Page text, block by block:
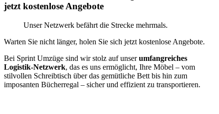
jetzt kostenlose Angebote
Unser Netzwerk befährt die Strecke mehrmals.
Warten Sie nicht länger, holen Sie sich jetzt kostenlose Angebote.
Bei Sprint Umzüge sind wir stolz auf unserumfangreiches
Logistik-Netzwerk, das es uns ermöglicht, Ihre Möbel – vom
stilvollen Schreibtisch über das gemütliche Bett bis hin zum
imposanten Bücherregal – sicher und effizient zu transportieren.